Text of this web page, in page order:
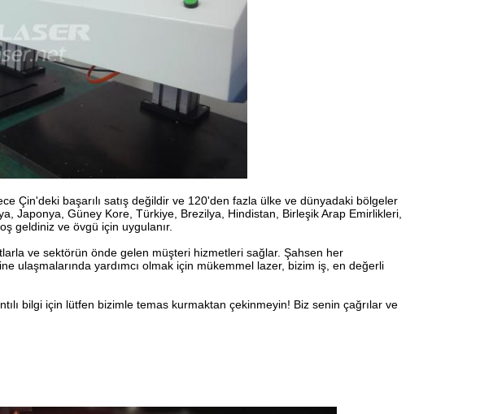
Çin'deki başarılı satış değildir ve 120'den fazla ülke ve dünyadaki bölgeler
Japonya, Güney Kore, Türkiye, Brezilya, Hindistan, Birleşik Arap Emirlikleri,
geldiniz ve övgü için uygulanır.
ve sektörün önde gelen müşteri hizmetleri sağlar. Şahsen her
ulaşmalarında yardımcı olmak için mükemmel lazer, bizim iş, en değerli
bilgi için lütfen bizimle temas kurmaktan çekinmeyin! Biz senin çağrılar ve